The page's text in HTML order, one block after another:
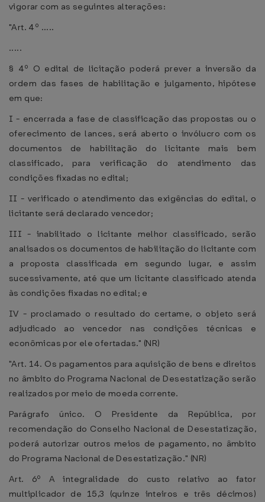
vigorar com as seguintes alterações:
"Art. 4º .....
.....
§ 4º O edital de licitação poderá prever a inversão da
ordem das fases de habilitação e julgamento, hipótese
em que:
I - encerrada a fase de classificação das propostas ou o
oferecimento de lances, será aberto o invólucro com os
documentos de habilitação do licitante mais bem
classificado, para verificação do atendimento das
condições fixadas no edital;
II - verificado o atendimento das exigências do edital, o
licitante será declarado vencedor;
III - inabilitado o licitante melhor classificado, serão
analisados os documentos de habilitação do licitante com
a proposta classificada em segundo lugar, e assim
sucessivamente, até que um licitante classificado atenda
às condições fixadas no edital; e
IV - proclamado o resultado do certame, o objeto será
adjudicado ao vencedor nas condições técnicas e
econômicas por ele ofertadas." (NR)
"Art. 14. Os pagamentos para aquisição de bens e direitos
no âmbito do Programa Nacional de Desestatização serão
realizados por meio de moeda corrente.
Parágrafo único. O Presidente da República, por
recomendação do Conselho Nacional de Desestatização,
poderá autorizar outros meios de pagamento, no âmbito
do Programa Nacional de Desestatização." (NR)
Art. 6º A integralidade do custo relativo ao fator
multiplicador de 15,3 (quinze inteiros e três décimos)